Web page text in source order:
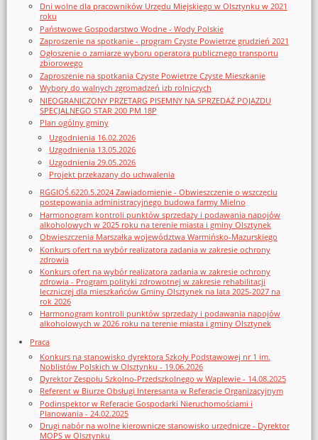
Dni wolne dla pracowników Urzędu Miejskiego w Olsztynku w 2021
roku
Państwowe Gospodarstwo Wodne - Wody Polskie
Zaproszenie na spotkanie - program Czyste Powietrze grudzień 2021
Ogłoszenie o zamiarze wyboru operatora publicznego transportu
zbiorowego
Zaproszenie na spotkania Czyste Powietrze Czyste Mieszkanie
Wybory do walnych zgromadzeń izb rolniczych
NIEOGRANICZONY PRZETARG PISEMNY NA SPRZEDAŻ POJAZDU
SPECJALNEGO STAR 200 PM 18P
Plan ogólny gminy
Uzgodnienia 16.02.2026
Uzgodnienia 13.05.2026
Uzgodnienia 29.05.2026
Projekt przekazany do uchwalenia
RGGIOŚ.6220.5.2024 Zawiadomienie - Obwieszczenie o wszczęciu
postępowania administracyjnego budowa farmy Mielno
Harmonogram kontroli punktów sprzedaży i podawania napojów
alkoholowych w 2025 roku na terenie miasta i gminy Olsztynek
Obwieszczenia Marszałka województwa Warmińsko-Mazurskiego
Konkurs ofert na wybór realizatora zadania w zakresie ochrony
zdrowia
Konkurs ofert na wybór realizatora zadania w zakresie ochrony
zdrowia - Program polityki zdrowotnej w zakresie rehabilitacji
leczniczej dla mieszkańców Gminy Olsztynek na lata 2025-2027 na
rok 2026
Harmonogram kontroli punktów sprzedaży i podawania napojów
alkoholowych w 2026 roku na terenie miasta i gminy Olsztynek
Praca
Konkurs na stanowisko dyrektora Szkoły Podstawowej nr 1 im.
Noblistów Polskich w Olsztynku - 19.06.2026
Dyrektor Zespołu Szkolno-Przedszkolnego w Waplewie - 14.08.2025
Referent w Biurze Obsługi Interesanta w Referacie Organizacyjnym
Podinspektor w Referacie Gospodarki Nieruchomościami i
Planowania - 24.02.2025
Drugi nabór na wolne kierownicze stanowisko urzędnicze - Dyrektor
MOPS w Olsztynku